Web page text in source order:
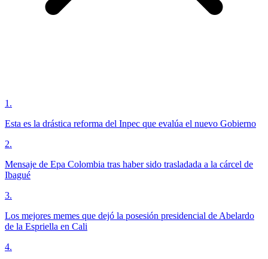
1 .
Esta es la drástica reforma del Inpec que evalúa el nuevo Gobierno
2.
Mensaje de Epa Colombia tras haber sido trasladada a la cárcel de
Ibagué
3.
Los mejores memes que dejó la posesión presidencial de Abelardo
de la Espriella en Cali
4.